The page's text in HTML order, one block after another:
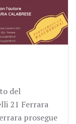
del
21 Ferrara
prosegue